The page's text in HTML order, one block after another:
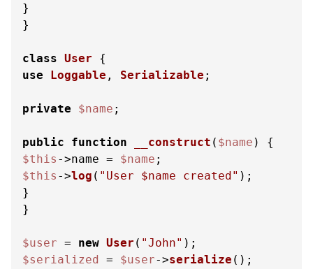
}
}
class User
use
Loggable , Serializable ;
private $name ;
public function __construct ( $name )
$this ->name = $name
$this ->log ( "User $name created" );
}
}
$user = new User ( "John"
$serialized
= $user->serialize